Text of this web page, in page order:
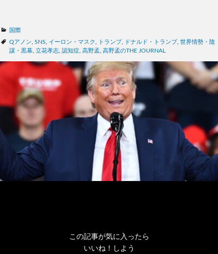
カ
テ
ゴ
国際
タ
グ
Qアノン SNS イーロン・マスク トランプ, ドナルド・トランプ, 世界情勢・陰
謀・黒幕 立花孝志 認知症 高野孟 高野孟のTHE JOURNAL
この記事が気に入ったら
いいね！しよう